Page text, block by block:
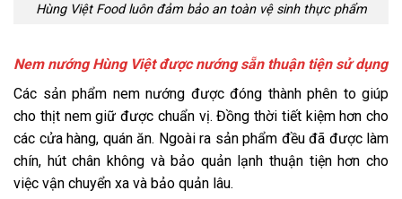
Hùng Việt Food luôn đảm bảo an toàn vệ sinh thực phẩm
Nem nướng Hùng Việt được nướng sẵn thuận tiện sử dụng
Các sản phẩm nem nướng được đóng thành phên to giúp
cho thịt nem giữ được chuẩn vị. Đồng thời tiết kiệm hơn cho
các cửa hàng, quán ăn. Ngoài ra sản phẩm đều đã được làm
chín, hút chân không và bảo quản lạnh thuận tiện hơn cho
việc vận chuyển xa và bảo quản lâu.